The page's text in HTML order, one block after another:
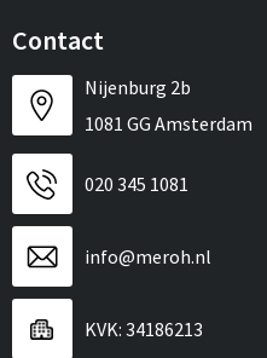
Contact
Nijenburg 2b
1081 GG Amsterdam
020 345 1081
info@meroh.nl
KVK: 34186213